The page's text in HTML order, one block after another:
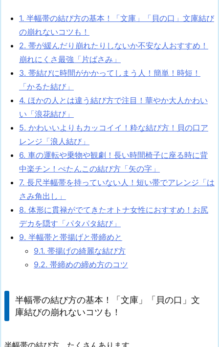
1. 半幅帯の結び方の基本！「文庫」「貝の口」文庫結び
の崩れないコツも！
2. 帯が緩んだり崩れたりしないか不安な人おすすめ！
崩れにくさ最強「片ばさみ」
3. 帯結びに時間がかかってしまう人！簡単！時短！
「かるた結び」
4. ほかの人とは違う結び方で注目！華やか大人かわい
い「浪花結び」
5. かわいいよりもカッコイイ！粋な結び方！貝の口ア
レンジ「浪人結び」
6. 車の運転や乗物や観劇！長い時間椅子に座る時に背
中楽チン！ぺたんこの結び方「矢の字」
7. 長尺半幅帯を持っていない人！短い帯でアレンジ「は
さみ角出し」
8. 体形に貫禄がでてきたオトナ女性におすすめ！お尻
デカを隠す「パタパタ結び」
9. 半幅帯と帯揚げと帯締めと
9.1. 帯揚げの綺麗な結び方
9.2. 帯締めの締め方のコツ
半幅帯の結び方の基本！「文庫」「貝の口」文
庫結びの崩れないコツも！